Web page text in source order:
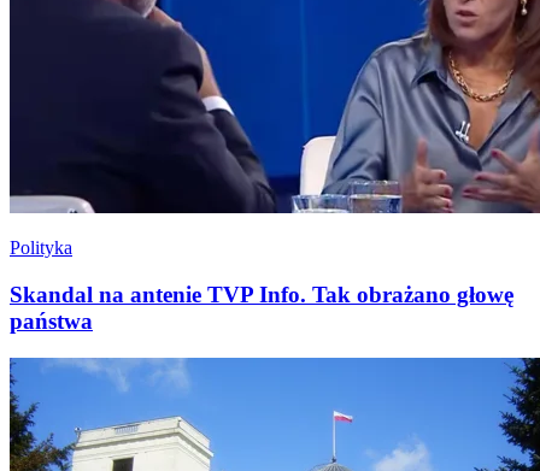
Polityka
Skandal na antenie TVP Info. Tak obrażano głowę
państwa